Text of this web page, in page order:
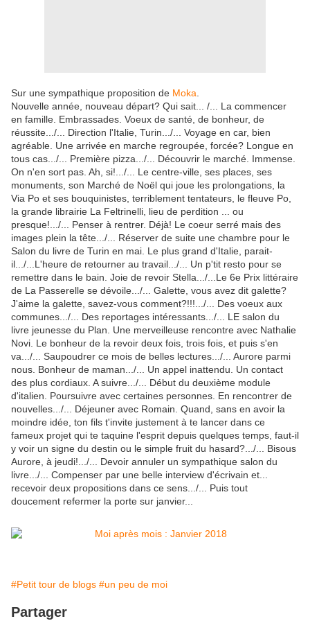
Sur une sympathique proposition de Moka
Nouvelle année, nouveau départ? Qui sait... /... La commencer
en famille. Embrassades. Voeux de santé, de bonheur, de
réussite.../... Direction l'Italie, Turin.../... Voyage en car, bien
agréable. Une arrivée en marche regroupée, forcée? Longue en
tous cas.../... Première pizza.../... Découvrir le marché. Immense.
On n'en sort pas. Ah, si!.../... Le centre-ville, ses places, ses
monuments, son Marché de Noël qui joue les prolongations, la
Via Po et ses bouquinistes, terriblement tentateurs, le fleuve Po,
la grande librairie La Feltrinelli, lieu de perdition ... ou
presque!.../... Penser à rentrer. Déjà! Le coeur serré mais des
images plein la tête.../... Réserver de suite une chambre pour le
Salon du livre de Turin en mai. Le plus grand d'Italie, parait-
il.../...L'heure de retourner au travail.../... Un p'tit resto pour se
remettre dans le bain. Joie de revoir Stella.../...Le 6e Prix littéraire
de La Passerelle se dévoile.../... Galette, vous avez dit galette?
J'aime la galette, savez-vous comment?!!!.../... Des voeux aux
communes.../... Des reportages intéressants.../... LE salon du
livre jeunesse du Plan. Une merveilleuse rencontre avec Nathalie
Novi. Le bonheur de la revoir deux fois, trois fois, et puis s'en
va.../... Saupoudrer ce mois de belles lectures.../... Aurore parmi
nous. Bonheur de maman.../... Un appel inattendu. Un contact
des plus cordiaux. A suivre.../... Début du deuxième module
d'italien. Poursuivre avec certaines personnes. En rencontrer de
nouvelles.../... Déjeuner avec Romain. Quand, sans en avoir la
moindre idée, ton fils t'invite justement à te lancer dans ce
fameux projet qui te taquine l'esprit depuis quelques temps, faut-il
y voir un signe du destin ou le simple fruit du hasard?.../... Bisous
Aurore, à jeudi!.../... Devoir annuler un sympathique salon du
livre.../... Compenser par une belle interview d'écrivain et...
recevoir deux propositions dans ce sens.../... Puis tout
doucement refermer la porte sur janvier...
#Petit tour de blogs #un peu de moi
Partager